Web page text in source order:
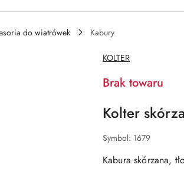
do wiatrówek
Kabury
NAZWA
PRODUCENTA:
KOLTER
Brak towaru
Kolter
Symbol: 1679
Kabura skórzana,